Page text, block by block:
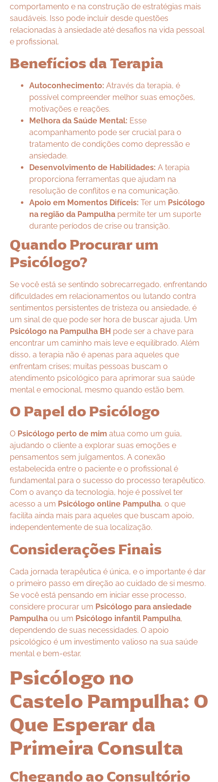
comportamento e na construção de estratégias mais
saudáveis. Isso pode incluir desde questões
relacionadas à ansiedade até desafios na vida pessoal
e profissional.
Benefícios da Terapia
Autoconhecimento: Através da terapia, é
possível compreender melhor suas emoções,
motivações e reações.
Melhora da Saúde Mental: Esse
acompanhamento pode ser crucial para o
tratamento de condições como depressão e
ansiedade.
Desenvolvimento de Habilidades: A terapia
proporciona ferramentas que ajudam na
resolução de conflitos e na comunicação.
Apoio em Momentos Difíceis: Ter um Psicólogo
na região da Pampulha permite ter um suporte
durante períodos de crise ou transição.
Quando Procurar um
Psicólogo?
Se você está se sentindo sobrecarregado, enfrentando
dificuldades em relacionamentos ou lutando contra
sentimentos persistentes de tristeza ou ansiedade, é
um sinal de que pode ser hora de buscar ajuda. Um
Psicólogo na Pampulha BH pode ser a chave para
encontrar um caminho mais leve e equilibrado. Além
disso, a terapia não é apenas para aqueles que
enfrentam crises; muitas pessoas buscam o
atendimento psicológico para aprimorar sua saúde
mental e emocional, mesmo quando estão bem.
O Papel do Psicólogo
O Psicólogo perto de mim atua como um guia,
ajudando o cliente a explorar suas emoções e
pensamentos sem julgamentos. A conexão
estabelecida entre o paciente e o profissional é
fundamental para o sucesso do processo terapêutico.
Com o avanço da tecnologia, hoje é possível ter
acesso a um Psicólogo online Pampulha, o que
facilita ainda mais para aqueles que buscam apoio,
independentemente de sua localização.
Considerações Finais
Cada jornada terapêutica é única, e o importante é dar
o primeiro passo em direção ao cuidado de si mesmo.
Se você está pensando em iniciar esse processo,
considere procurar um Psicólogo para ansiedade
Pampulha ou um Psicólogo infantil Pampulha,
dependendo de suas necessidades. O apoio
psicológico é um investimento valioso na sua saúde
mental e bem-estar.
Psicólogo no
Castelo Pampulha: O
Que Esperar da
Primeira Consulta
Chegando ao Consultório